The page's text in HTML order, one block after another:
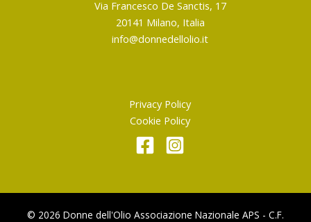
Via Francesco De Sanctis, 17
20141 Milano, Italia
info@donnedellolio.it
Privacy Policy
Cookie Policy
© 2026 Donne dell'Olio Associazione Nazionale APS - C.F.